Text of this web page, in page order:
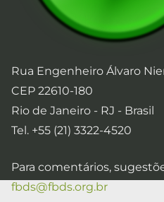
Rua Engenheiro Álvaro
CEP 22610-180
Rio de Janeiro - RJ - Brasil
Tel. +55 (21) 3322-4520
Para comentários,
fbds@fbds.org.br